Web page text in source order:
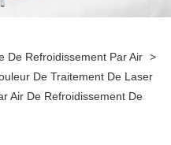
De Refroidissement Par Air >
De Traitement De Laser
Air De Refroidissement De